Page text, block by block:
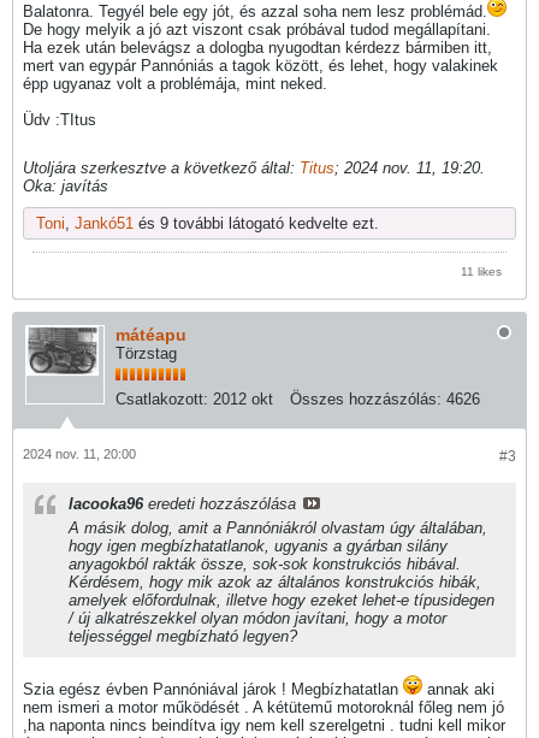
Balatonra. Tegyél bele egy jót, és azzal soha nem lesz problémád.
De hogy melyik a jó azt viszont csak próbával tudod megállapítani.
Ha ezek után belevágsz a dologba nyugodtan kérdezz bármiben itt,
mert van egypár Pannóniás a tagok között, és lehet, hogy valakinek
épp ugyanaz volt a problémája, mint neked.
Üdv :TItus
Utoljára szerkesztve a következő által: Titus; 2024 nov. 11, 19:20
Oka: javítás
Toni Jankó51 és 9 további látogató kedvelte ezt.
11 likes
mátéapu
Törzstag
Csatlakozott: 2012 okt Összes hozzászólás: 4626
#3
2024 nov. 11, 20:00
lacooka96 eredeti hozzászólása
A másik dolog, amit a Pannóniákról olvastam úgy általában,
hogy igen megbízhatatlanok, ugyanis a gyárban silány
anyagokból rakták össze, sok-sok konstrukciós hibával.
Kérdésem, hogy mik azok az általános konstrukciós hibák,
amelyek előfordulnak, illetve hogy ezeket lehet-e típusidegen
/ új alkatrészekkel olyan módon javítani, hogy a motor
teljességgel megbízható legyen?
Szia egész évben Pannóniával járok ! Megbízhatatlan
annak aki
nem ismeri a motor működését . A kétütemű motoroknál főleg nem jó
,ha naponta nincs beindítva igy nem kell szerelgetni . tudni kell mikor